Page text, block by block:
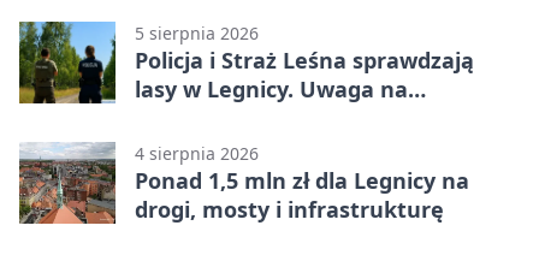
5 sierpnia 2026
Policja i Straż Leśna sprawdzają
lasy w Legnicy. Uwaga na
4 sierpnia 2026
Ponad 1,5 mln zł dla Legnicy na
drogi, mosty i infrastrukturę